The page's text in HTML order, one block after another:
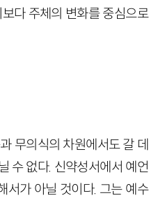
다 주체의 변화를 중심으로
무의식의 차원에서도 갈 데
수 없다. 신약성서에서 예언
서가 아닐 것이다. 그는 예수